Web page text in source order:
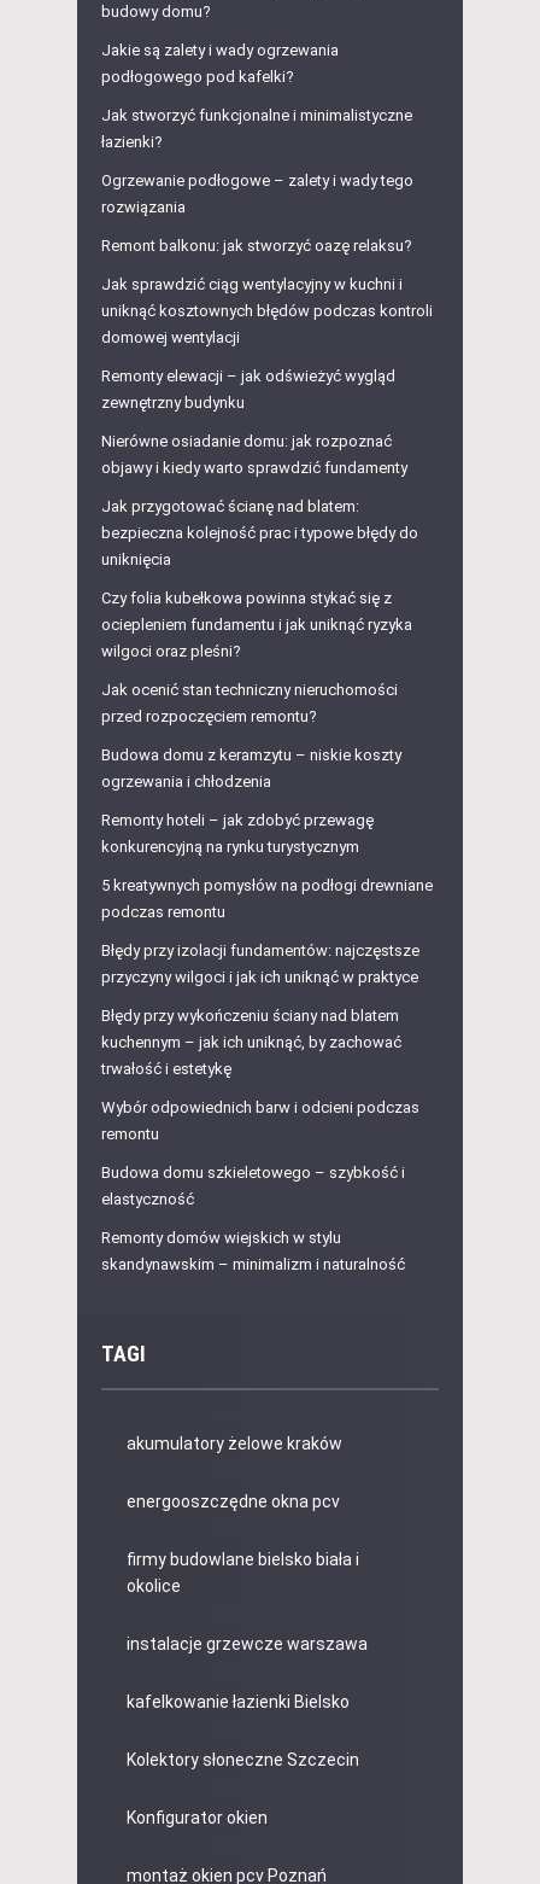
budowy domu?
Jakie są zalety i wady ogrzewania
podłogowego pod kafelki?
Jak stworzyć funkcjonalne i minimalistyczne
łazienki?
Ogrzewanie podłogowe – zalety i wady tego
rozwiązania
Remont balkonu: jak stworzyć oazę relaksu?
Jak sprawdzić ciąg wentylacyjny w kuchni i
uniknąć kosztownych błędów podczas kontroli
domowej wentylacji
Remonty elewacji – jak odświeżyć wygląd
zewnętrzny budynku
Nierówne osiadanie domu: jak rozpoznać
objawy i kiedy warto sprawdzić fundamenty
Jak przygotować ścianę nad blatem:
bezpieczna kolejność prac i typowe błędy do
uniknięcia
Czy folia kubełkowa powinna stykać się z
ociepleniem fundamentu i jak uniknąć ryzyka
wilgoci oraz pleśni?
Jak ocenić stan techniczny nieruchomości
przed rozpoczęciem remontu?
Budowa domu z keramzytu – niskie koszty
ogrzewania i chłodzenia
Remonty hoteli – jak zdobyć przewagę
konkurencyjną na rynku turystycznym
5 kreatywnych pomysłów na podłogi drewniane
podczas remontu
Błędy przy izolacji fundamentów: najczęstsze
przyczyny wilgoci i jak ich uniknąć w praktyce
Błędy przy wykończeniu ściany nad blatem
kuchennym – jak ich uniknąć, by zachować
trwałość i estetykę
Wybór odpowiednich barw i odcieni podczas
remontu
Budowa domu szkieletowego – szybkość i
elastyczność
Remonty domów wiejskich w stylu
skandynawskim – minimalizm i naturalność
TAGI
akumulatory żelowe kraków
energooszczędne okna pcv
firmy budowlane bielsko biała i
okolice
instalacje grzewcze warszawa
kafelkowanie łazienki Bielsko
Kolektory słoneczne Szczecin
Konfigurator okien
montaż okien pcv Poznań